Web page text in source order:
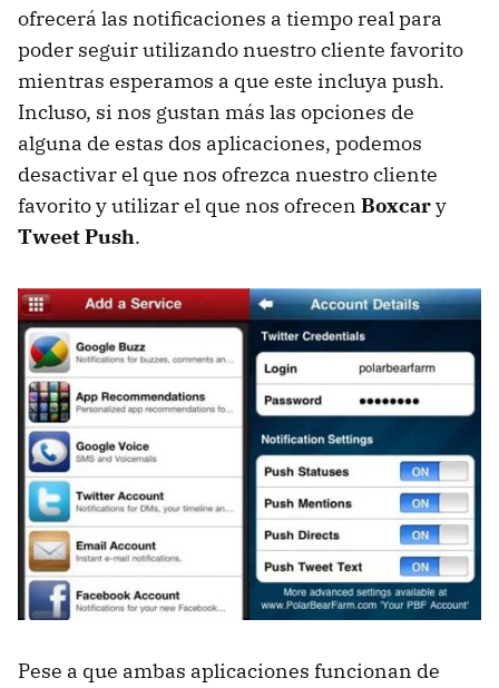
ofrecerá las notificaciones a tiempo real para
poder seguir utilizando nuestro cliente favorito
mientras esperamos a que este incluya push.
Incluso, si nos gustan más las opciones de
alguna de estas dos aplicaciones, podemos
desactivar el que nos ofrezca nuestro cliente
favorito y utilizar el que nos ofrecen Boxcary
Tweet Push.
Pese a que ambas aplicaciones funcionan de